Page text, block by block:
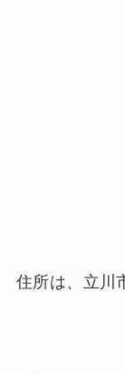
住所は、立川